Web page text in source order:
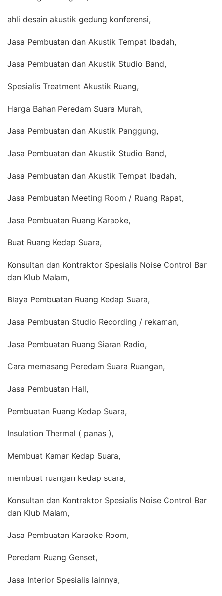
ahli desain akustik gedung konferensi,
Jasa Pembuatan dan Akustik Tempat Ibadah,
Jasa Pembuatan dan Akustik Studio Band,
Spesialis Treatment Akustik Ruang,
Harga Bahan Peredam Suara Murah,
Jasa Pembuatan dan Akustik Panggung,
Jasa Pembuatan dan Akustik Studio Band,
Jasa Pembuatan dan Akustik Tempat Ibadah,
Jasa Pembuatan Meeting Room / Ruang Rapat,
Jasa Pembuatan Ruang Karaoke,
Buat Ruang Kedap Suara,
Konsultan dan Kontraktor Spesialis Noise Control Bar
dan Klub Malam,
Biaya Pembuatan Ruang Kedap Suara,
Jasa Pembuatan Studio Recording / rekaman,
Jasa Pembuatan Ruang Siaran Radio,
Cara memasang Peredam Suara Ruangan,
Jasa Pembuatan Hall,
Pembuatan Ruang Kedap Suara,
Insulation Thermal ( panas ),
Membuat Kamar Kedap Suara,
membuat ruangan kedap suara,
Konsultan dan Kontraktor Spesialis Noise Control Bar
dan Klub Malam,
Jasa Pembuatan Karaoke Room,
Peredam Ruang Genset,
Jasa Interior Spesialis lainnya,